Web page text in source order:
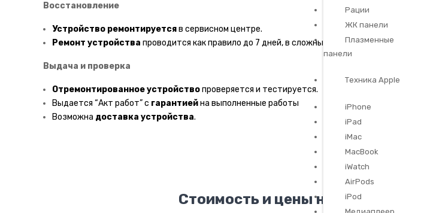
Рации
ЖК панели
Плазменные
панели
Техника Apple
iPhone
iPad
iMac
MacBook
iWatch
AirPods
iPod
Восстановление
Устройство ремонтируетсяв сервисном центре.
Ремонт устройства проводится как правило до 7 дней, в сложных случаях до 25 дней.
Выдача и проверка
Отремонтированное устройствопроверяется и тестируется.
Выдается “Акт работ” с гарантиейна выполненные работы
Возможна доставка устройства.
Стоимость
Стоимость и цены на услуги по